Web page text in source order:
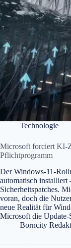
Technologie
Microsoft forciert KI-
Pflichtprogramm
Der Windows-11-
automatisch installiert
Sicherheitspatches.
voran, doch die
neue Realität für
Microsoft die
Borncity